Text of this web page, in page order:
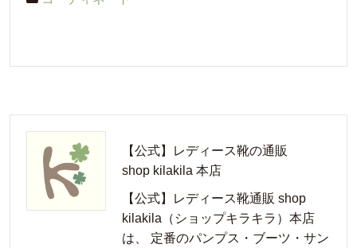
【公式】レディース靴の通販
shop kilakila 本店
【公式】レディース靴通販 shop
kilakila（ショップキラキラ）本店
は、 定番のパンプス・ブーツ・サン